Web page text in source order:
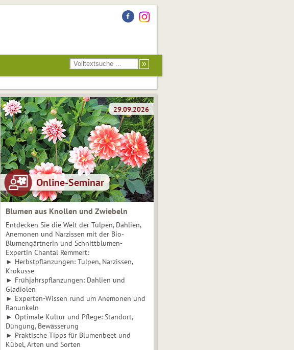
Blumen aus Knollen und Zwiebeln
Entdecken Sie die Welt der Tulpen, Dahlien,
Anemonen und Narzissen mit der Bio-
Blumengärtnerin und Schnittblumen-
Expertin Chantal Remmert:
► Herbstpflanzungen: Tulpen, Narzissen,
Krokusse
► Frühjahrspflanzungen: Dahlien und
Gladiolen
► Experten-Wissen rund um Anemonen und
Ranunkeln
► Optimale Kultur und Pflege: Standort,
Düngung, Bewässerung
► Praktische Tipps für Blumenbeet und
Kübel, Arten und Sorten